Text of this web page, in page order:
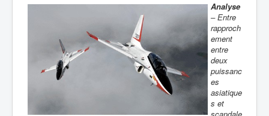
Analyse
– Entre
rapproch
ement
entre
deux
puissanc
es
asiatique
s et